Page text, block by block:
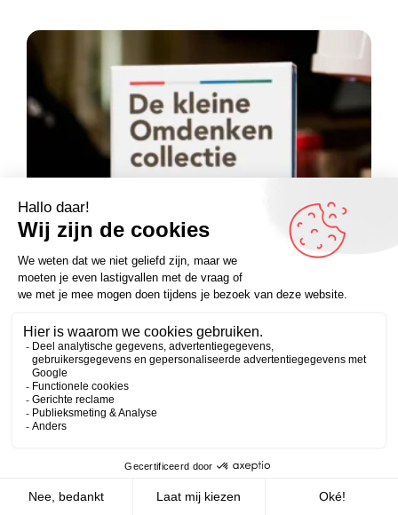
Boeken
De kleine Omdenken collectie